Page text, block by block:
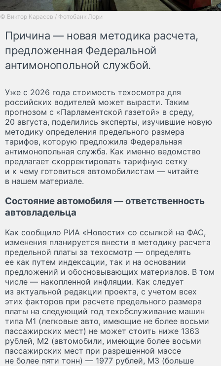
© Виктор Карасев / Фотобанк Лори
Причина — новая методика расчета,
предложенная Федеральной
антимонопольной службой.
Уже с 2026 года стоимость техосмотра для
российских водителей может вырасти. Таким
прогнозом с «Парламентской газетой» в среду,
20 августа, поделились эксперты, изучившие новую
методику определения предельного размера
тарифов, которую предложила Федеральная
антимонопольная служба. Как именно ведомство
предлагает скорректировать тарифную сетку
и к чему готовиться автомобилистам — читайте
в нашем материале.
Состояние автомобиля — ответственность
автовладельца
Как сообщило РИА «Новости» со ссылкой на ФАС,
изменения планируется внести в методику расчета
предельной платы за техосмотр — определять
ее как путем индексации, так и на основании
предложений и обосновывающих материалов. В том
числе — накопленной инфляции. Как следует
из актуальной редакции проекта, с учетом всех
этих факторов при расчете предельного размера
платы на следующий год техобслуживание машин
типа М1 (легковые авто, имеющие не более восьми
пассажирских мест) не может стоить ниже 1363
рублей, М2 (автомобили, имеющие более восьми
пассажирских мест при разрешенной массе
не более пяти тонн) — 1977 рублей, М3 (больше